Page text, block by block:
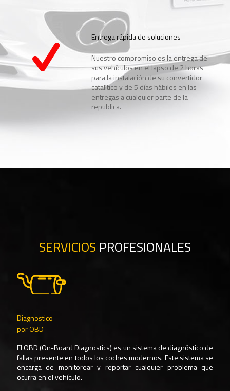
Entrega rápida de soluciones
Nuestro compromiso es la entrega de
sus vehículos en el lapso de 2 horas
para la instalación de su convertidor
catalítico y de 5 días hábiles en las
entregas a cualquier parte de la
republica.
SERVICIOS PROFESIONALES
Diagnostico
por OBD
El OBD (On-Board Diagnostics) es un sistema de diagnóstico de
fallas presente en todos los coches modernos. Este sistema se
encarga de monitorear y reportar cualquier problema que
ocurra en el vehículo.